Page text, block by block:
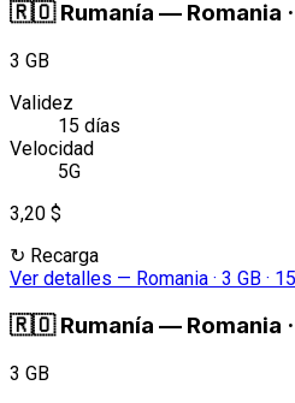
🇷🇴 Rumanía — Romania
3 GB
Validez
15 días
Velocidad
5G
3,20 $
↻ Recarga
Ver detalles — Romania · 3 GB ·
🇷🇴 Rumanía — Romania
3 GB